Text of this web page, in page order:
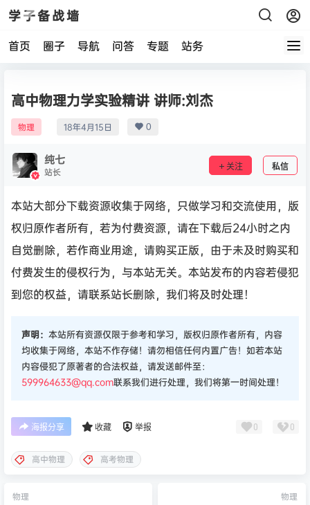
学子备战墙
首页 圈子 导航 问答 专题 站务
高中物理力学实验精讲 讲师:刘杰
物理 18年4月15日 0
纯七
站长 关注 私信
本站大部分下载资源收集于网络，只做学习和交流使用，版
权归原作者所有，若为付费资源，请在下载后24小时之内
自觉删除，若作商业用途，请购买正版，由于未及时购买和
付费发生的侵权行为，与本站无关。本站发布的内容若侵犯
到您的权益，请联系站长删除，我们将及时处理！
声明： 本站所有资源仅限于参考和学习，版权归原作者所有，内容
均收集于网络，本站不作存储！请勿相信任何内置广告！如若本站
内容侵犯了原著者的合法权益，请发送邮件至：
599964633@qq.com联系我们进行处理，我们将第一时间处理！
海报分享 收藏 举报 0 0
高中物理 高考物理
物理 物理